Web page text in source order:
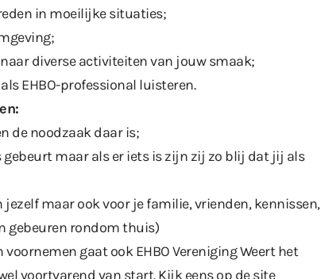
in moeilijke situaties;
diverse activiteiten van jouw smaak;
EHBO-professional luisteren.
de noodzaak daar is;
gebeurt maar als er iets is zijn zij zo blij dat jij als
jezelf maar ook voor je familie, vrienden, kennissen,
gebeuren rondom thuis)
gaat ook EHBO Vereniging Weert het
voortvarend van start. Kijk eens op de site